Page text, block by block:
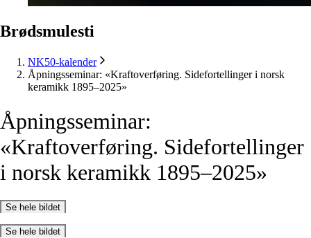
Brødsmulesti
NK50-kalender
Åpningsseminar: «Kraftoverføring. Sidefortellinger i norsk
keramikk 1895–2025»
Åpningsseminar:
«Kraftoverføring. Sidefortellinger
i norsk keramikk 1895–2025»
Se hele bildet
Se hele bildet